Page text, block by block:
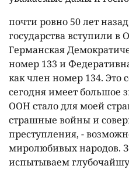
почти ровно 50 лет
государства вступили
Германская
номер 133 и
как член номер 134. Это
сегодня имеет большое
ООН стало для моей
страшные войны и
преступления, -
миролюбивых народов.
испытываем